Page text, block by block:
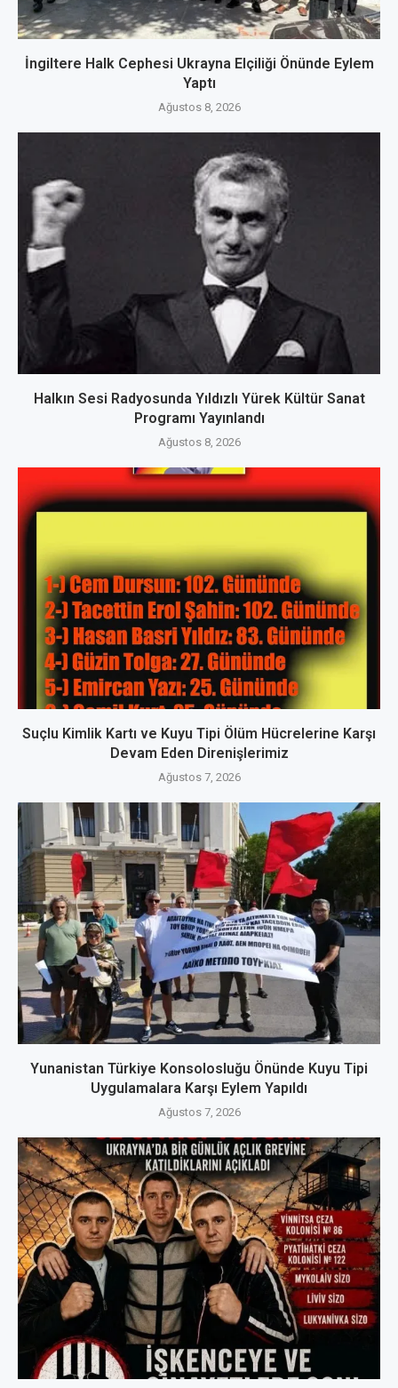
İngiltere Halk Cephesi Ukrayna Elçiliği Önünde Eylem
Yaptı
Ağustos 8, 2026
Halkın Sesi Radyosunda Yıldızlı Yürek Kültür Sanat
Programı Yayınlandı
Ağustos 8, 2026
Suçlu Kimlik Kartı ve Kuyu Tipi Ölüm Hücrelerine Karşı
Devam Eden Direnişlerimiz
Ağustos 7, 2026
Yunanistan Türkiye Konsolosluğu Önünde Kuyu Tipi
Uygulamalara Karşı Eylem Yapıldı
Ağustos 7, 2026